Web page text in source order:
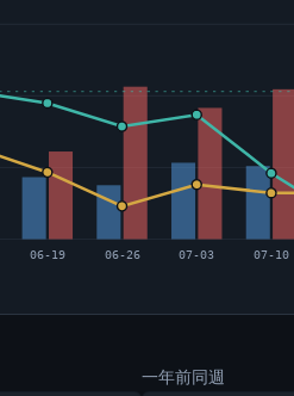
06-19 06-26 07-03 07-10
一年前同週